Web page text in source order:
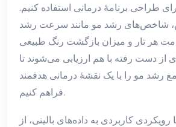
طراحی برنامهٔ درمانی استفاده کنیم.
شاخص‌های رشد مو مانند سرعت رشد
هر تار و میزان بازگشت رنگ طبیعی
از دست رفته با هم ارزیابی می‌شوند تا
رشد مو را با یک نقشهٔ درمانی هدفمند
فراهم کنیم.
رویکردی کاربردی به داده‌های بالینی، از